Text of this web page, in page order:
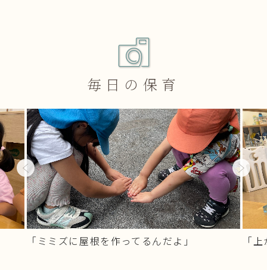
毎日の保育
Previous
「ミミズに屋根を作ってるんだよ」 「
Next